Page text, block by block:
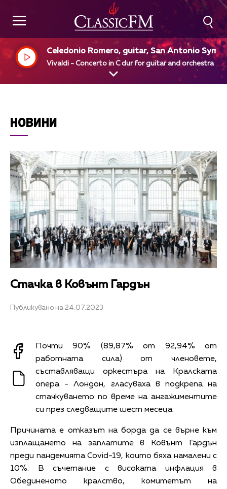
Celedonio Romero, guitar, San Antonio
ony Orchestra, Victor Alessandro, dir
Vivaldi - Concerto in C dur for guitar and orchestra
НОВИНИ
Стачка в Ковънт Гардън
Публикувано на 24.07.2023
Почти 90% (89,87% от 92,94% от
работната сила) от членовете,
съставляващи оркестъра на Кралската
опера - Лондон, гласуваха в подкрепа на
стачкуването по време на ангажиментите
си през следващите шест месеца.
Причината е отказът на борда да се върне към
изплащането на заплатите в Ковънт Гардън
преди пандемията Covid-19, които бяха намалени с
10%. В съчетание с високата инфлация в
Обединеното кралство, комитетът на